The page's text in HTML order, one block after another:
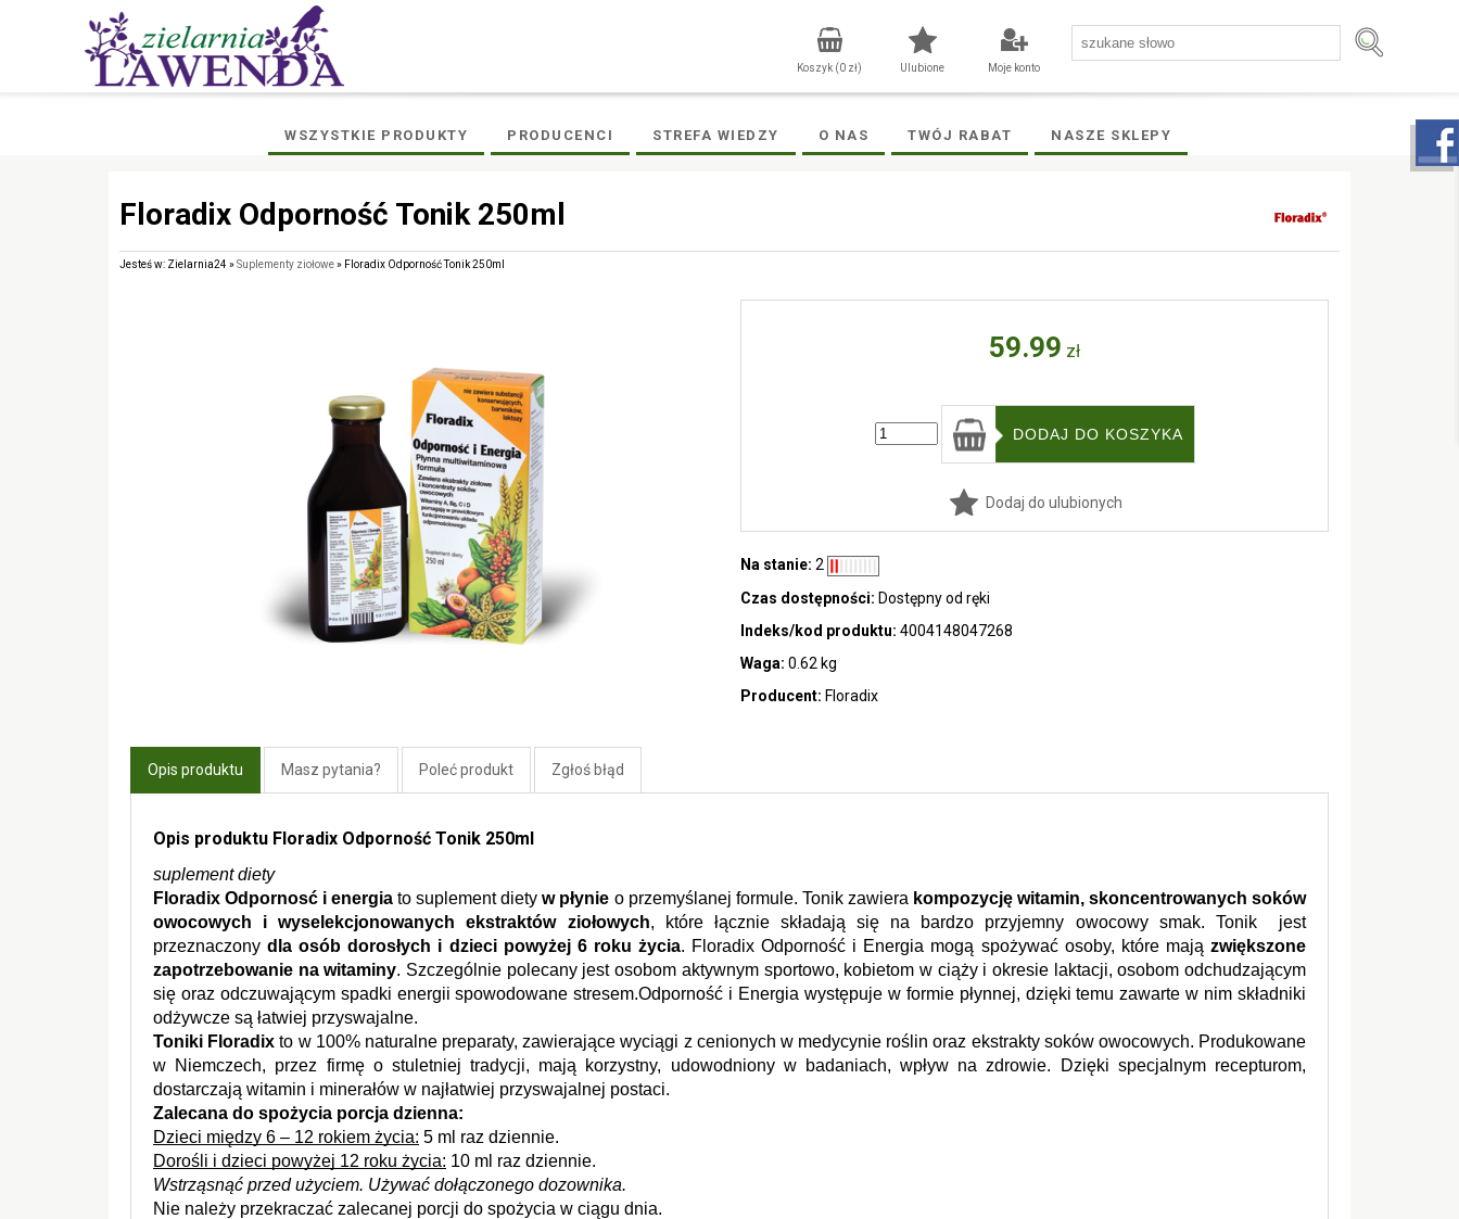
Moje konto
Ulubione
Koszyk (0 zł)
WSZYSTKIE PRODUKTY PRODUCENCI STREFA WIEDZY O NAS TWÓJ RABAT NASZE SKLEPY
Floradix Odporność Tonik 250ml
Jesteś w: Zielarnia24 »Suplementy ziołowe» Floradix Odporność Tonik 250ml
59.99 zł
Dodaj do ulubionych
Na stanie: 2
Czas dostępności: Dostępny od ręki
Indeks/kod produktu: 4004148047268
Waga: 0.62 kg
Producent: Floradix
Opis produktu Masz pytania? Poleć produkt Zgłoś błąd
Opis produktu Floradix Odporność Tonik 250ml
suplement diety
Floradix Odpornosć i energia to suplement diety w płynie o przemyślanej formule. Tonik zawiera kompozycję witamin, skoncentrowanych soków
owocowych i wyselekcjonowanych ekstraktów ziołowych, które łącznie składają się na bardzo przyjemny owocowy smak. Tonik  jest
przeznaczony dla osób dorosłych i dzieci powyżej 6 roku życia. Floradix Odporność i Energia mogą spożywać osoby, które mają zwiększone
zapotrzebowanie na witaminy. Szczególnie polecany jest osobom aktywnym sportowo, kobietom w ciąży i okresie laktacji, osobom odchudzającym
się oraz odczuwającym spadki energii spowodowane stresem.Odporność i Energia występuje w formie płynnej, dzięki temu zawarte w nim składniki
odżywcze są łatwiej przyswajalne.
Toniki Floradix to w 100% naturalne preparaty, zawierające wyciągi z cenionych w medycynie roślin oraz ekstrakty soków owocowych. Produkowane
w Niemczech, przez firmę o stuletniej tradycji, mają korzystny, udowodniony w badaniach, wpływ na zdrowie. Dzięki specjalnym recepturom,
dostarczają witamin i minerałów w najłatwiej przyswajalnej postaci.
Zalecana do spożycia porcja dzienna:
Dzieci między 6 – 12 rokiem życia: 5 ml raz dziennie.
Dorośli i dzieci powyżej 12 roku życia: 10 ml raz dziennie.
Wstrząsnąć przed użyciem. Używać dołączonego dozownika.
Nie należy przekraczać zalecanej porcji do spożycia w ciągu dnia.